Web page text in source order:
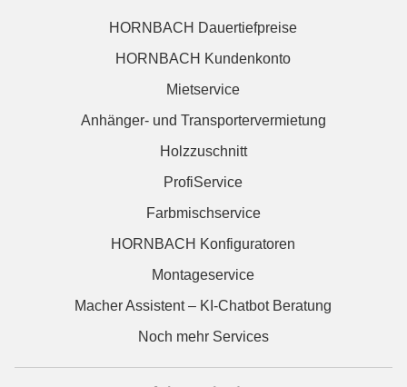
HORNBACH Dauertiefpreise
HORNBACH Kundenkonto
Mietservice
Anhänger- und Transportervermietung
Holzzuschnitt
ProfiService
Farbmischservice
HORNBACH Konfiguratoren
Montageservice
Macher Assistent – KI-Chatbot Beratung
Noch mehr Services